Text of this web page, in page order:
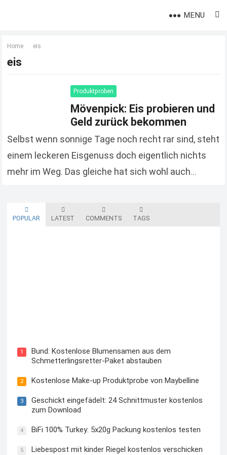
MENU
Home eis
eis
Produktproben
Mövenpick: Eis probieren und
Geld zurück bekommen
Selbst wenn sonnige Tage noch recht rar sind, steht
einem leckeren Eisgenuss doch eigentlich nichts
mehr im Weg. Das gleiche hat sich wohl auch
POPULAR LATEST COMMENTS TAGS
1
Bund: Kostenlose Blumensamen aus dem
Schmetterlingsretter-Paket abstauben
2 Kostenlose Make-up Produktprobe von Maybelline
3
Geschickt eingefädelt: 24 Schnittmuster kostenlos
zum Download
4 BiFi 100% Turkey: 5x20g Packung kostenlos testen
5 Liebespost mit kinder Riegel kostenlos verschicken